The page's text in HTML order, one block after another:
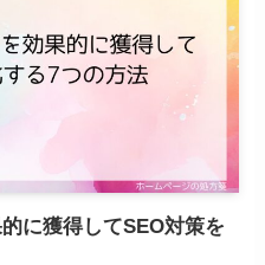
に獲得してSEO対策を